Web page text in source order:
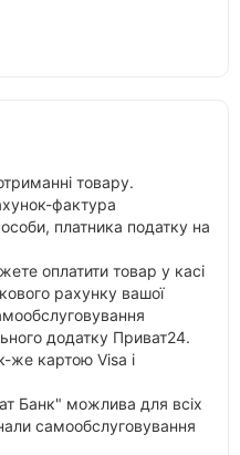
товару.
фактура
платника податку на
оплатити товар у касі
рахунку вашої
додатку Приват24.
же картою Visa і
Банк" можлива для всіх
самообслуговування